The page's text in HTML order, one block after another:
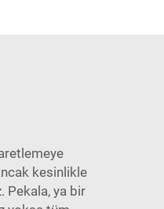
kesinlikle
Pekala, ya bir